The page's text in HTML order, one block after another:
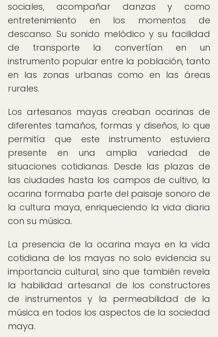
sociales, acompañar danzas y como
entretenimiento en los momentos de
descanso. Su sonido melódico y su facilidad
de transporte la convertían en un
instrumento popular entre la población, tanto
en las zonas urbanas como en las áreas
rurales.
Los artesanos mayas creaban ocarinas de
diferentes tamaños, formas y diseños, lo que
permitía que este instrumento estuviera
presente en una amplia variedad de
situaciones cotidianas. Desde las plazas de
las ciudades hasta los campos de cultivo, la
ocarina formaba parte del paisaje sonoro de
la cultura maya, enriqueciendo la vida diaria
con su música.
La presencia de la ocarina maya en la vida
cotidiana de los mayas no solo evidencia su
importancia cultural, sino que también revela
la habilidad artesanal de los constructores
de instrumentos y la permeabilidad de la
música en todos los aspectos de la sociedad
maya.